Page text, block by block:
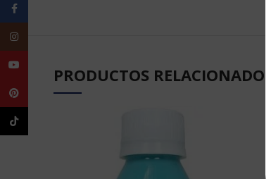
PRODUCTOS RELACIONADOS
Pinterest